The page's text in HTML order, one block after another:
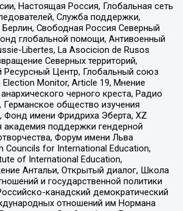
Настоящая Россия, Глобальная сеть
Служба поддержки,
Свободная Россия Северный
глобальной помощи, Антивоенный
Libertes, La Asocicion de Rusos
Северных территорий,
Ресурсный Центр, Глобальный союз
Election Monitor, Article 19, Мнение
черного креста, Радио
общество изучения
Фонд имени Фридриха Эберта, XZ
академия поддержки гендерной
Форум имени Льва
Councils for International Education,
of International Education,
Антальи, Открытый диалог, Школа
и государственной политики
канадский демократический
отношений им Нормана